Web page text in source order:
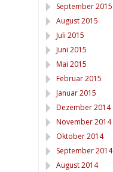
September 2015
August 2015
Juli 2015
Juni 2015
Mai 2015
Februar 2015
Januar 2015
Dezember 2014
November 2014
Oktober 2014
September 2014
August 2014